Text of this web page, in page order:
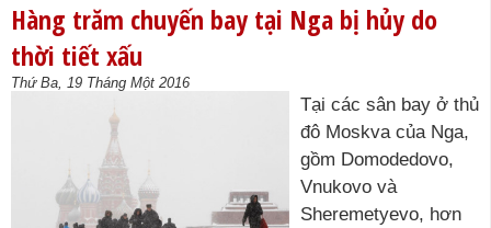
Hàng trăm chuyến bay tại Nga bị hủy do
thời tiết xấu
Thứ Ba, 19 Tháng Một 2016
Tại các sân bay ở thủ
đô Moskva của Nga,
gồm Domodedovo,
Vnukovo và
Sheremetyevo, hơn